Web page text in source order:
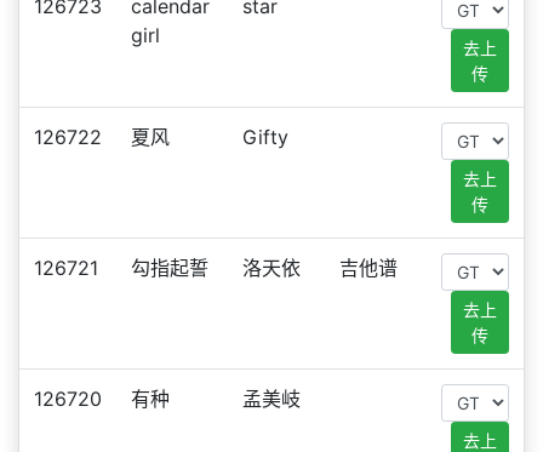
126723
calendar
girl
star
去上
传
126722 夏风 Gifty
去上
传
126721 勾指起誓 洛天依 吉他谱
去上
传
126720 有种 孟美岐
去上